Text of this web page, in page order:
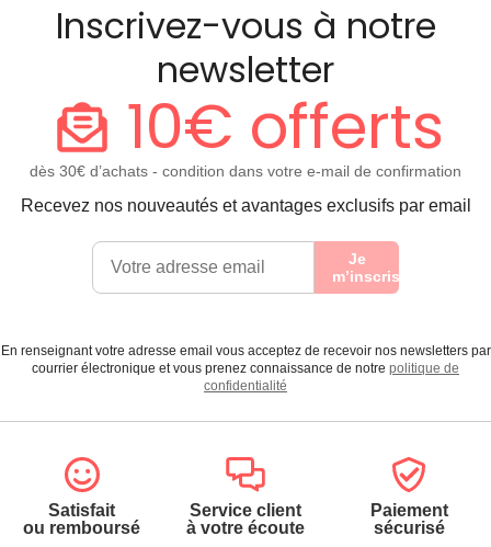
Inscrivez-vous à notre
newsletter
10€ offerts
dès 30€ d’achats - condition dans votre e-mail de confirmation
Recevez nos nouveautés et avantages exclusifs par email
Je
m’inscris
En renseignant votre adresse email vous acceptez de recevoir nos newsletters par
courrier électronique et vous prenez connaissance de notre politique de
confidentialité
Satisfait
ou remboursé
Service client
à votre écoute
Paiement
sécurisé